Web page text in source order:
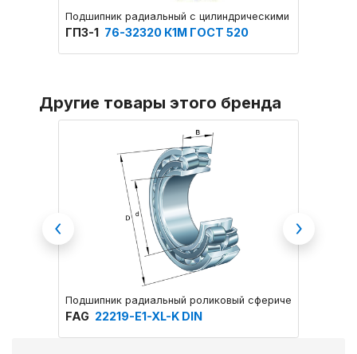
Подшипник радиальный с цилиндрическими роликами
ГПЗ-1 76-32320 К1М ГОСТ 520
Другие товары этого бренда
Подшипник радиальный роликовый сферический
FAG 22219-E1-XL-K DIN
Previous Next